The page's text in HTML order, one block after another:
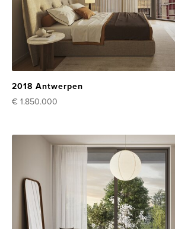
2018 Antwerpen
€ 1.850.000